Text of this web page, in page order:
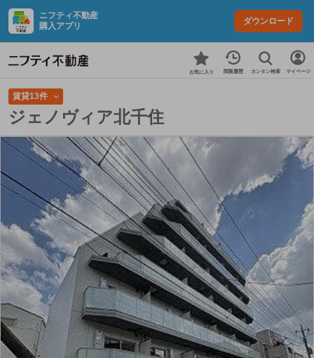
ニフティ不動産
購入アプリ
ダウンロード
お気に入り 閲覧履歴 カンタン検索 マイページ
賃貸13件
ジェノヴィア北千住